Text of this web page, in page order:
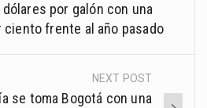
dólares por galón con una
ciento frente al año pasado
NEXT POST
se toma Bogotá con una